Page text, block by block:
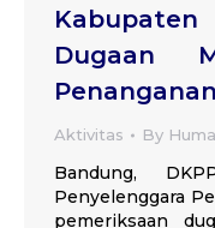
Dugaan
Aktivitas By
Bandung,
Penyelenggara
pemeriksaan